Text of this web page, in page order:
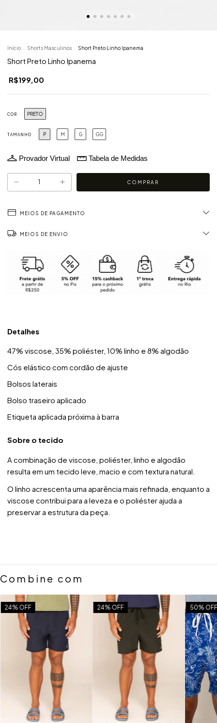
Início Shorts Masculinos Short Preto Linho Ipanema
Short Preto Linho Ipanema
R$199,00
COR PRETO
TAMANHO P M G GG
Provador Virtual Tabela de Medidas
MEIOS DE PAGAMENTO
MEIOS DE ENVIO
Detalhes
47% viscose, 35% poliéster, 10% linho e 8% algodão
Cós elástico com cordão de ajuste
Bolsos laterais
Bolso traseiro aplicado
Etiqueta aplicada próxima à barra
Sobre o tecido
A combinação de viscose, poliéster, linho e algodão
resulta em um tecido leve, macio e com textura natural.
O linho acrescenta uma aparência mais refinada, enquanto a
viscose contribui para a leveza e o poliéster ajuda a
preservar a estrutura da peça.
Combine com
24% OFF 24% OFF 50% OFF